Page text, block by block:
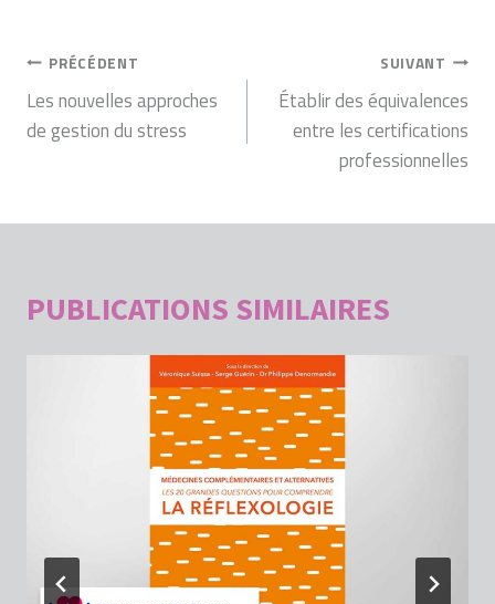
NAVIGATION
DE
L’ARTICLE
PRÉCÉDENT
Les nouvelles approches
de gestion du stress
SUIVANT
Établir des équivalences
entre les certifications
professionnelles
PUBLICATIONS SIMILAIRES